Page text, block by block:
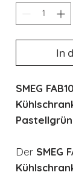
In
SMEG
Der SMEG